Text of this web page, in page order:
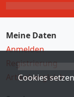
Meine Daten
Anmelden
Registrierung
Artikelvergleich
Cookies setzen